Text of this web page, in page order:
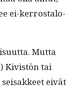
ei-ker­rostalo­
Mut­ta
Kivistön tai
eivät